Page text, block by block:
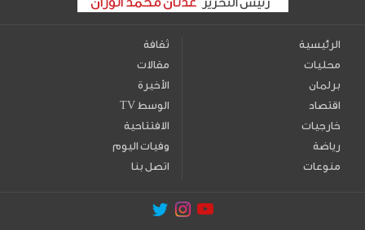
الرئيسية
محليات
برلمان
اقتصاد
خارجيات
رياضة
منوعات
ثقافة
مقالات
الأخيرة
TV الوسط
الافتتاحية
وفيات اليوم
اتصل بنا